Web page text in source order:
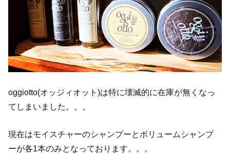
oggiotto(オッジィオット)は特に壊滅的に在庫が無くなっ
てしまいました。。。
現在はモイスチャーのシャンプーとボリュームシャンプ
ーが各1本のみとなっております。。。